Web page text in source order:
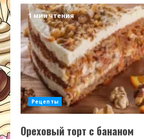
1 мин чтения
Рецепты
Ореховый торт с бананом